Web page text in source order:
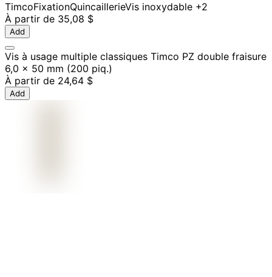
TimcoFixationQuincaillerieVis inoxydable +2
À partir de 35,08 $
Add
Vis à usage multiple classiques Timco PZ double fraisure
6,0 x 50 mm (200 piq.)
À partir de 24,64 $
Add